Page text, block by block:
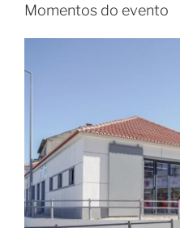
Momentos do evento